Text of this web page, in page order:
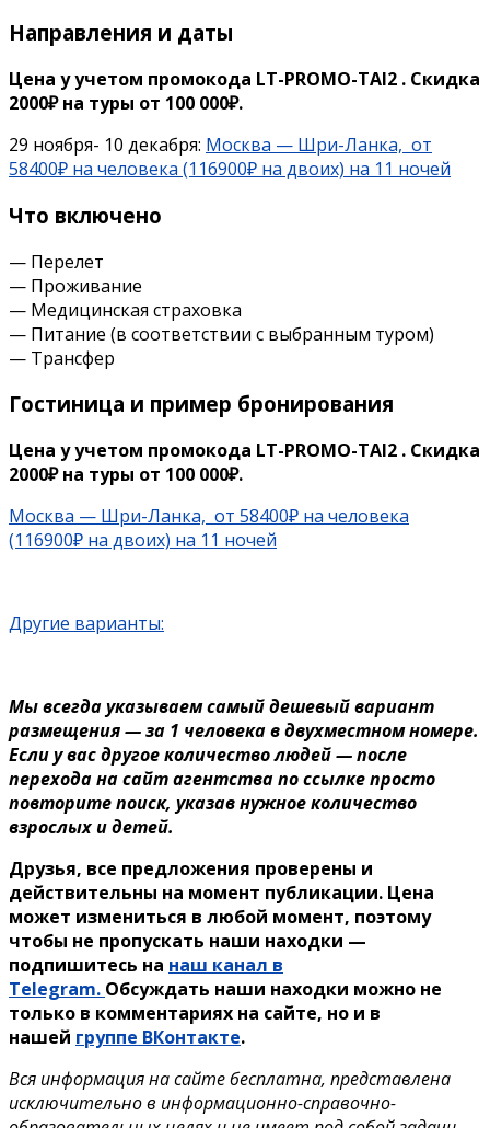
Направления и даты
Цена у учетом промокода LT-PROMO-TAI2 . Скидка
2000₽ на туры от 100 000₽.
29 ноября- 10 декабря: Москва — Шри-Ланка, от
58400₽ на человека (116900₽ на двоих) на 11 ночей
Что включено
— Перелет
— Проживание
— Медицинская страховка
— Питание (в соответствии с выбранным туром)
— Трансфер
Гостиница и пример бронирования
Цена у учетом промокода LT-PROMO-TAI2 . Скидка
2000₽ на туры от 100 000₽.
Москва — Шри-Ланка, от 58400₽ на человека
(116900₽ на двоих) на 11 ночей
Другие варианты:
Мы всегда указываем самый дешевый вариант
размещения — за 1 человека в двухместном номере.
Если у вас другое количество людей — после
перехода на сайт агентства по ссылке просто
повторите поиск, указав нужное количество
взрослых и детей.
Друзья, все предложения проверены и
действительны на момент публикации. Цена
может измениться в любой момент, поэтому
чтобы не пропускать наши находки —
подпишитесь на наш канал в
Telegram. Обсуждать наши находки можно не
только в комментариях на сайте, но и в
нашей группе ВКонтакте.
Вся информация на сайте бесплатна, представлена
исключительно в информационно-справочно-